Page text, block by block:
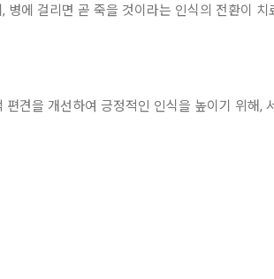
병에 걸리면 곧 죽을 것이라는 인식의 전환이
견을 개선하여 긍정적인 인식을 높이기 위해,